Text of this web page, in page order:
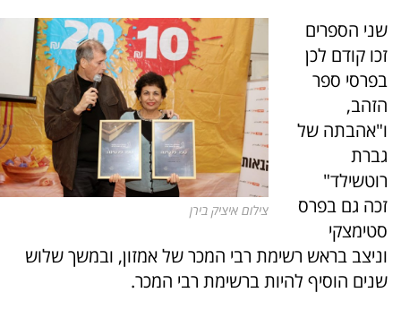
צילום איציק בירן
שני הספרים
זכו קודם לכן
בפרסי ספר
הזהב,
ו"אהבתה של
גברת
רוטשילד"
זכה גם בפרס
סטימצקי
וניצב בראש רשימת רבי המכר של אמזון, ובמשך שלוש
שנים הוסיף להיות ברשימת רבי המכר.